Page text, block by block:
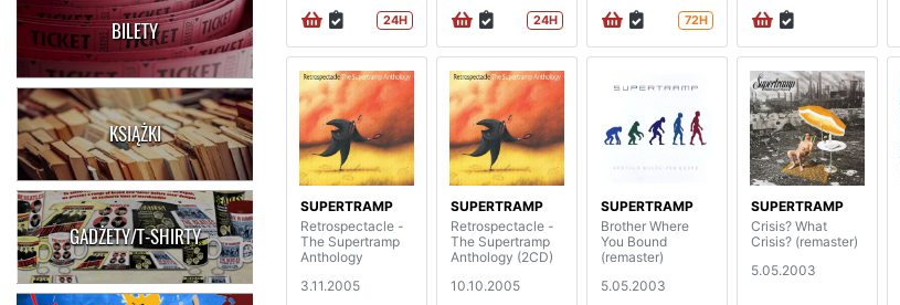
BILETY
KSIĄŻKI
GADŻETY/T-SHIRTY
24H 24H 72H
SUPERTRAMP
Retrospectacle -
The Supertramp
Anthology
3.11.2005
SUPERTRAMP
Retrospectacle -
The Supertramp
Anthology (2CD)
10.10.2005
SUPERTRAMP
Brother Where
You Bound
(remaster)
5.05.2003
SUPERTRAMP
Crisis? What
Crisis? (remaster)
5.05.2003